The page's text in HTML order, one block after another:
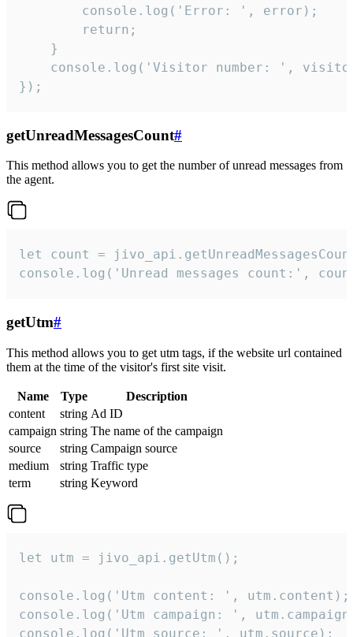
        console.log('Error: ', error);
        return;
    }
console.log('Visitor number: ',
});
getUnreadMessagesCount#
This method allows you to get the number of unread messages from
the agent.
let count =
console.log('Unread messages count:',
getUtm#
This method allows you to get utm tags, if the website url contained
them at the time of the visitor's first site visit.
Name Type
Description
content
string Ad ID
campaign string The name of the campaign
source
string Campaign source
medium
string Traffic type
term
string Keyword
let utm = jivo_api.getUtm();
console.log('Utm content: ', utm.content);
console.log('Utm campaign: ',
console.log('Utm source: ', utm.source);